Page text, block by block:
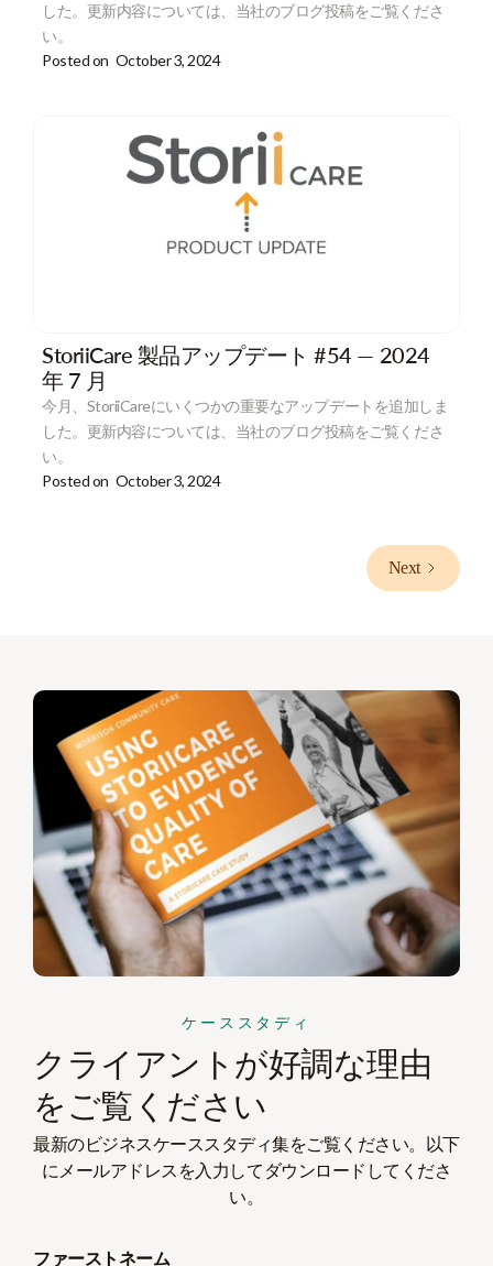
した。更新内容については、当社のブログ投稿をご覧くださ
い。
Posted on October 3, 2024
StoriiCare 製品アップデート #54 — 2024
年 7 月
今月、StoriiCareにいくつかの重要なアップデートを追加しま
した。更新内容については、当社のブログ投稿をご覧くださ
い。
Posted on October 3, 2024
Next
ケーススタディ
クライアントが好調な理由
をご覧ください
最新のビジネスケーススタディ集をご覧ください。以下
にメールアドレスを入力してダウンロードしてくださ
い。
ファーストネーム